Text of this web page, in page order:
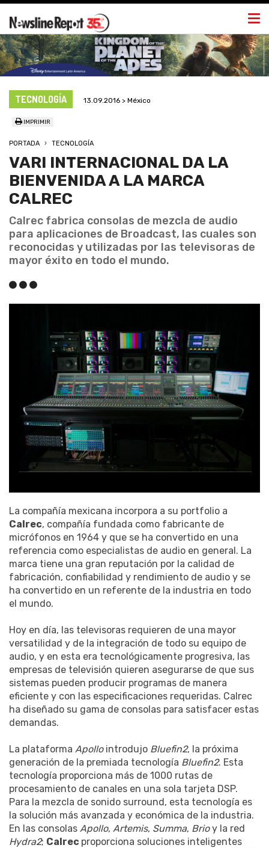
TECNOLOGÍA 13.09.2016 > México
IMPRIMIR
PORTADA TECNOLOGÍA
VARI INTERNACIONAL DA LA
BIENVENIDA A LA MARCA
CALREC
Calrec fabrica consolas de mezcla de audio
para aplicaciones de Broadcast, las cuales son
reconocidas y utilizadas por las televisoras de
mayor éxito en todo el mundo.
La compañía mexicana incorpora a su portfolio a
Calrec, compañía fundada como fabricante de
micrófonos en 1964 y que se ha convertido en una
referencia como especialistas de audio en general. La
marca tiene una gran reputación por la calidad de
fabricación, confiabilidad y rendimiento de audio y se
ha convertido en un referente de la industria en todo
el mundo.
Hoy en día, las televisoras requieren de una mayor
versatilidad y de la integración de todo su equipo de
audio, y en esta era tecnológicamente progresiva, las
empresas de televisión quieren asegurarse de que sus
sistemas pueden producir programas de manera
eficiente y con las especificaciones requeridas. Calrec
ha diseñado su gama de consolas para satisfacer estas
demandas.
La plataforma Apollointrodujo Bluefin2, la próxima
generación de la premiada tecnología Bluefin2. Esta
tecnología proporciona más de 1000 rutas de
procesamiento de canales en una sola tarjeta DSP.
Para la mezcla de sonido surround, esta tecnología es
la solución más avanzada y económica de la industria.
En las consolas Apollo, Artemis, Summa, Brioy la red
Hydra2; Calrec proporciona soluciones inteligentes